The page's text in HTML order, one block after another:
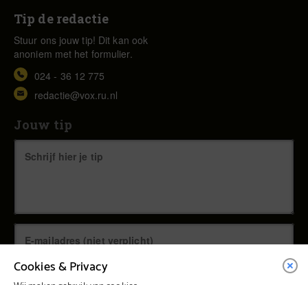
Tip de redactie
Stuur ons jouw tip! Dit kan ook
anoniem met het formulier.
024 - 36 12 775
redactie@vox.ru.nl
Jouw tip
Cookies & Privacy